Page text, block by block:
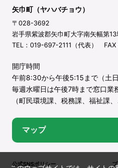
矢巾町（ヤハバチョウ）
〒028-3692
岩手県紫波郡矢巾町大字南矢幅第
TEL：019-697-2111（代表）
開庁時間
午前8:30から午後5:15まで（土
毎週水曜日は午後7時まで窓口業
（町民環境課、税務課、福祉課
マップ
公式SNSポリシー